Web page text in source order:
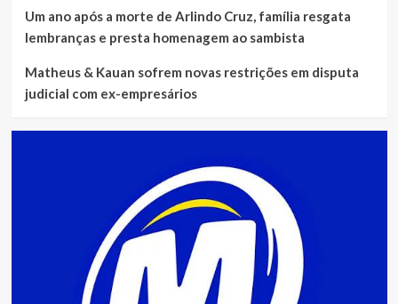
Um ano após a morte de Arlindo Cruz, família resgata
lembranças e presta homenagem ao sambista
Matheus & Kauan sofrem novas restrições em disputa
judicial com ex-empresários